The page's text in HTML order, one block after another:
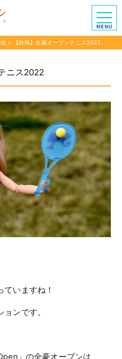
> 【白熱】全豪オープンテニス2022
ニス2022
いますね！
ンです。
」の全豪オープンは